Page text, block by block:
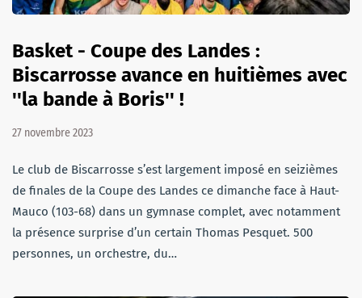
Basket - Coupe des Landes :
Biscarrosse avance en huitièmes avec
''la bande à Boris'' !
27 novembre 2023
Le club de Biscarrosse s’est largement imposé en seizièmes
de finales de la Coupe des Landes ce dimanche face à Haut-
Mauco (103-68) dans un gymnase complet, avec notamment
la présence surprise d’un certain Thomas Pesquet. 500
personnes, un orchestre, du…